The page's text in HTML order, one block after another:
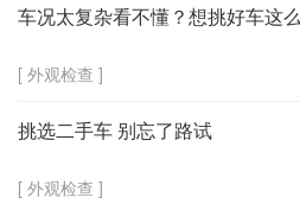
车况太复杂看不懂？想挑好车这
[ 外观检查 ]
挑选二手车 别忘了路试
[ 外观检查 ]